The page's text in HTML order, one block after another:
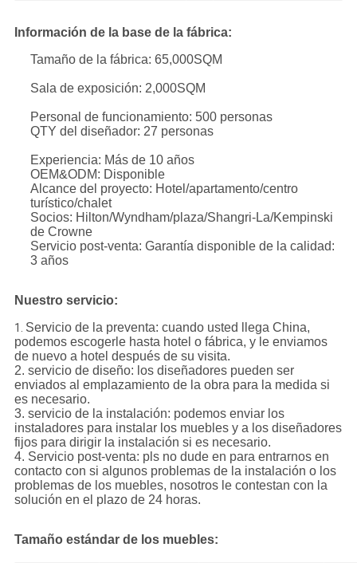
Información de la base de la fábrica:
Tamaño de la fábrica: 65,000SQM
Sala de exposición: 2,000SQM
Personal de funcionamiento: 500 personas
QTY del diseñador: 27 personas
Experiencia: Más de 10 años
OEM&ODM: Disponible
Alcance del proyecto: Hotel/apartamento/centro
turístico/chalet
Socios: Hilton/Wyndham/plaza/Shangri-La/Kempinski
de Crowne
Servicio post-venta: Garantía disponible de la calidad:
3 años
Nuestro servicio:
1. Servicio de la preventa: cuando usted llega China,
podemos escogerle hasta hotel o fábrica, y le enviamos
de nuevo a hotel después de su visita.
2. servicio de diseño: los diseñadores pueden ser
enviados al emplazamiento de la obra para la medida si
es necesario.
3. servicio de la instalación: podemos enviar los
instaladores para instalar los muebles y a los diseñadores
fijos para dirigir la instalación si es necesario.
4. Servicio post-venta: pls no dude en para entrarnos en
contacto con si algunos problemas de la instalación o los
problemas de los muebles, nosotros le contestan con la
solución en el plazo de 24 horas.
Tamaño estándar de los muebles: